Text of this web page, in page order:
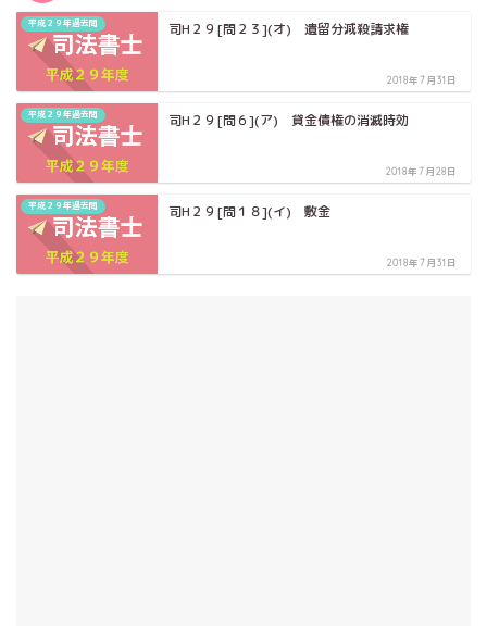
平成２９年過去問 司H２９[問２３](オ) 遺留分減殺請求権
2018年7月31日
平成２９年過去問 司H２９[問６](ア) 貸金債権の消滅時効
2018年7月28日
平成２９年過去問 司H２９[問１８](イ) 敷金
2018年7月31日